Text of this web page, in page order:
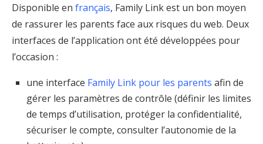
Disponible en français, Family Link est un bon moyen
de rassurer les parents face aux risques du web. Deux
interfaces de l’application ont été développées pour
l’occasion :
une interface Family Link pour les parents afin de
gérer les paramètres de contrôle (définir les limites
de temps d’utilisation, protéger la confidentialité,
sécuriser le compte, consulter l’autonomie de la